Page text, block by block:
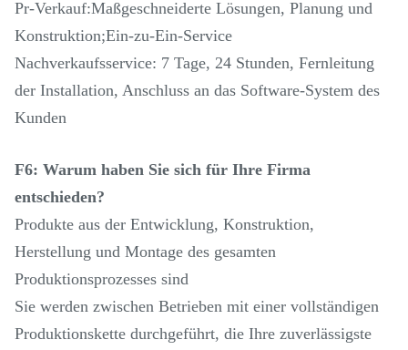
Pr-Verkauf:Maßgeschneiderte Lösungen, Planung und
Konstruktion;Ein-zu-Ein-Service
Nachverkaufsservice: 7 Tage, 24 Stunden, Fernleitung
der Installation, Anschluss an das Software-System des
Kunden
F6: Warum haben Sie sich für Ihre Firma
entschieden?
Produkte aus der Entwicklung, Konstruktion,
Herstellung und Montage des gesamten
Produktionsprozesses sind
Sie werden zwischen Betrieben mit einer vollständigen
Produktionskette durchgeführt, die Ihre zuverlässigste